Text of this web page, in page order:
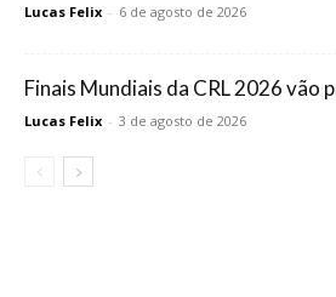
Lucas Felix - 6 de agosto de 2026
Finais Mundiais da CRL 2026 vão
Lucas Felix - 3 de agosto de 2026